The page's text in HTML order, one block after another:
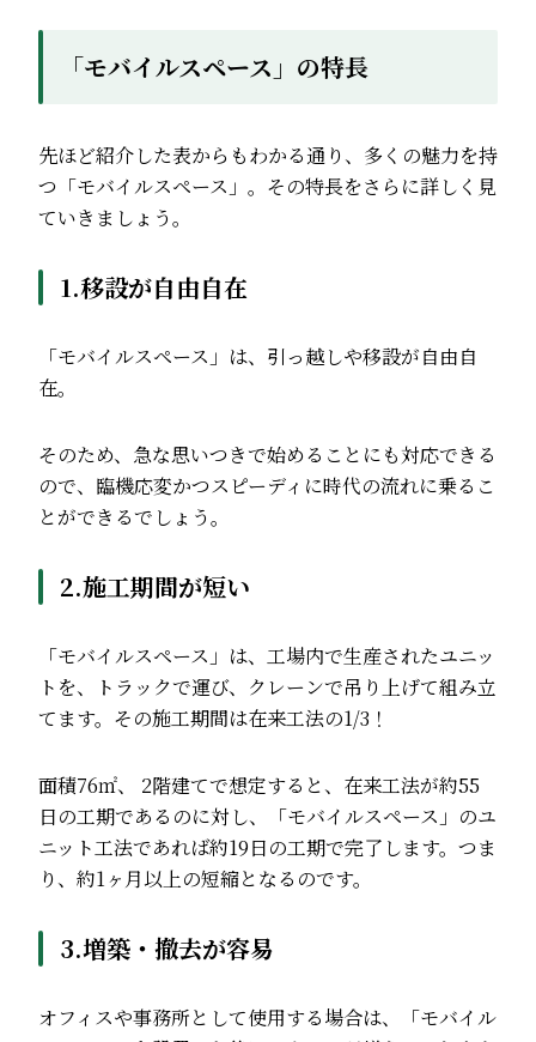
「モバイルスペース」の特長
先ほど紹介した表からもわかる通り、多くの魅力を持
つ「モバイルスペース」。その特長をさらに詳しく見
ていきましょう。
1.移設が自由自在
「モバイルスペース」は、引っ越しや移設が自由自
在。
そのため、急な思いつきで始めることにも対応できる
ので、臨機応変かつスピーディに時代の流れに乗るこ
とができるでしょう。
2.施工期間が短い
「モバイルスペース」は、工場内で生産されたユニッ
トを、トラックで運び、クレーンで吊り上げて組み立
てます。その施工期間は在来工法の1/3！
面積76㎡、 2階建てで想定すると、在来工法が約55
日の工期であるのに対し、「モバイルスペース」のユ
ニット工法であれば約19日の工期で完了します。つま
り、約1ヶ月以上の短縮となるのです。
3.増築・撤去が容易
オフィスや事務所として使用する場合は、「モバイル